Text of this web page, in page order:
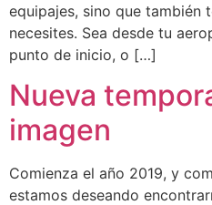
equipajes, sino que también
necesites. Sea desde tu
punto de inicio, o […]
Nueva
imagen
Comienza el año 2019, y
estamos deseando